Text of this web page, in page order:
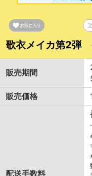
歌衣メイカ第2弾
販売期間
販売価格
配送手数料